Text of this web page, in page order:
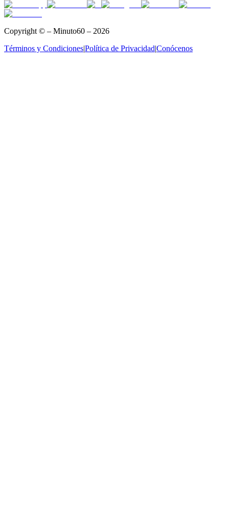
Copyright © – Minuto60 – 2026
Términos y Condiciones|Política de Privacidad|Conócenos